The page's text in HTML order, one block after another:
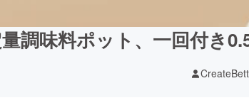
調味料ポット、一回付き